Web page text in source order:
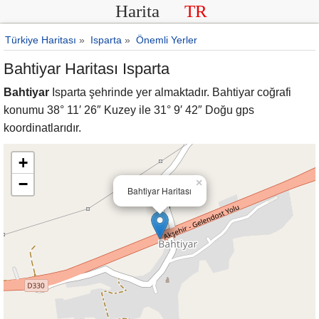
Harita TR
Türkiye Haritası » Isparta » Önemli Yerler
Bahtiyar Haritası Isparta
Bahtiyar Isparta şehrinde yer almaktadır. Bahtiyar coğrafi
konumu 38° 11′ 26″ Kuzey ile 31° 9′ 42″ Doğu gps
koordinatlarıdır.
Bahtiyar Haritası
×
+
−